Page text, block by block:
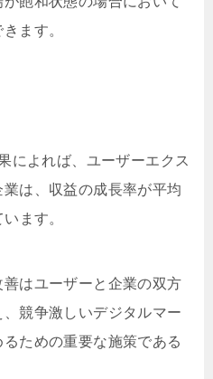
ます。
によれば、ユーザーエクス
は、収益の成長率が平均
ます。
はユーザーと企業の双方
競争激しいデジタルマー
ための重要な施策である